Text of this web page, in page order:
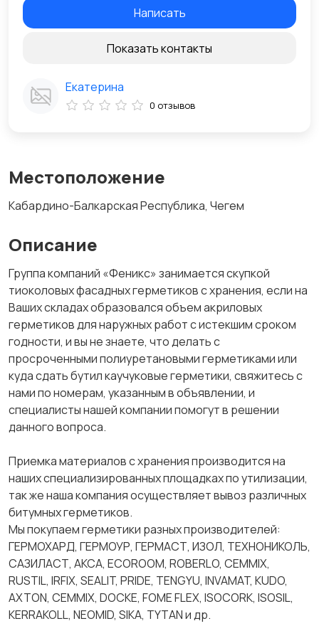
Местоположение
Кабардино-Балкарская Республика, Чегем
Описание
Группа компаний «Феникс» занимается скупкой
тиоколовых фасадных герметиков с хранения, если на
Ваших складах образовался объем акриловых
герметиков для наружных работ с истекшим сроком
годности, и вы не знаете, что делать с
просроченными полиуретановыми герметиками или
куда сдать бутил каучуковые герметики, свяжитесь с
нами по номерам, указанным в объявлении, и
специалисты нашей компании помогут в решении
данного вопроса.
Приемка материалов с хранения производится на
наших специализированных площадках по утилизации,
так же наша компания осуществляет вывоз различных
битумных герметиков.
Мы покупаем герметики разных производителей:
ГЕРМОХАРД, ГЕРМОУР, ГЕРМАСТ, ИЗОЛ, ТЕХНОНИКОЛЬ,
САЗИЛАСТ, АКСА, ECOROOM, ROBERLO, CEMMIX,
RUSTIL, IRFIX, SEALIT, PRIDE, TENGYU, INVAMAT, KUDO,
AXTON, CEMMIX, DOCKE, FOME FLEX, ISOCORK, ISOSIL,
KERRAKOLL, NEOMID, SIKA, TYTAN и др.
Написать
Показать контакты
Екатерина
0 отзывов